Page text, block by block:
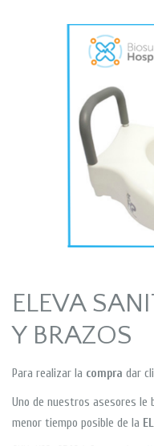
ELEVA
Y BRAZOS
Para realizar la compra dar
Uno de nuestros asesores le
menor tiempo posible de la